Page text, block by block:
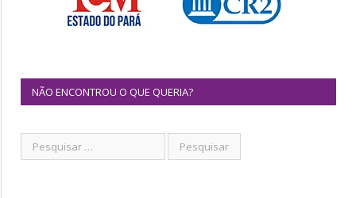
NÃO ENCONTROU O QUE QUERIA?